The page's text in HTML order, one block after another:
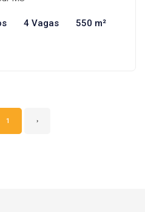
4 Vagas 550 m²
1 ›